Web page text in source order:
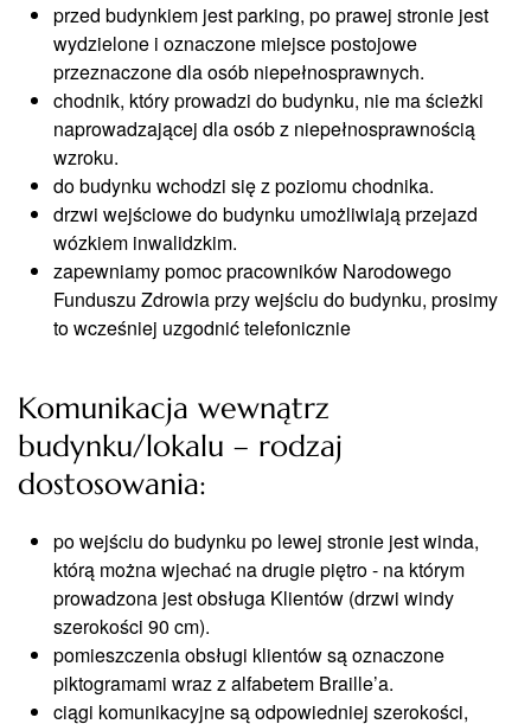
przed budynkiem jest parking, po prawej stronie jest
wydzielone i oznaczone miejsce postojowe
przeznaczone dla osób niepełnosprawnych.
chodnik, który prowadzi do budynku, nie ma ścieżki
naprowadzającej dla osób z niepełnosprawnością
wzroku.
do budynku wchodzi się z poziomu chodnika.
drzwi wejściowe do budynku umożliwiają przejazd
wózkiem inwalidzkim.
zapewniamy pomoc pracowników Narodowego
Funduszu Zdrowia przy wejściu do budynku, prosimy
to wcześniej uzgodnić telefonicznie
Komunikacja wewnątrz
budynku/lokalu – rodzaj
dostosowania:
po wejściu do budynku po lewej stronie jest winda,
którą można wjechać na drugie piętro - na którym
prowadzona jest obsługa Klientów (drzwi windy
szerokości 90 cm).
pomieszczenia obsługi klientów są oznaczone
piktogramami wraz z alfabetem Braille’a.
ciągi komunikacyjne są odpowiedniej szerokości,